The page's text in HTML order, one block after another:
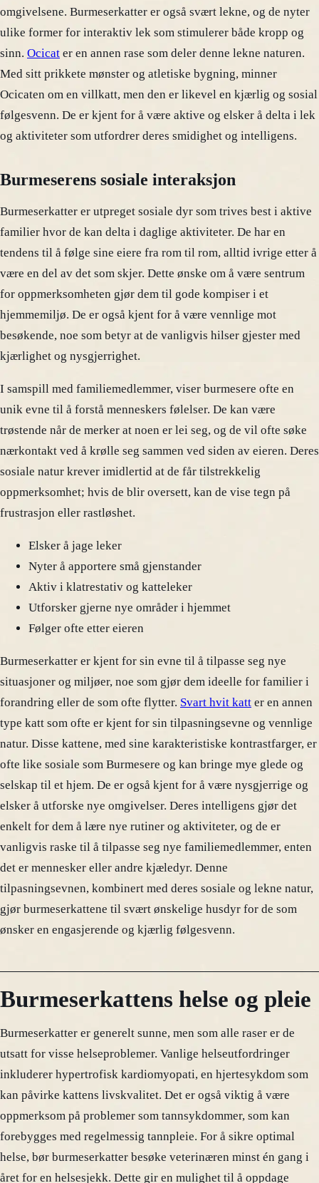
omgivelsene. Burmeserkatter er også svært lekne, og de nyter
ulike former for interaktiv lek som stimulerer både kropp og
sinn. Ocicat er en annen rase som deler denne lekne naturen.
Med sitt prikkete mønster og atletiske bygning, minner
Ocicaten om en villkatt, men den er likevel en kjærlig og sosial
følgesvenn. De er kjent for å være aktive og elsker å delta i lek
og aktiviteter som utfordrer deres smidighet og intelligens.
Burmeserens sosiale interaksjon
Burmeserkatter er utpreget sosiale dyr som trives best i aktive
familier hvor de kan delta i daglige aktiviteter. De har en
tendens til å følge sine eiere fra rom til rom, alltid ivrige etter å
være en del av det som skjer. Dette ønske om å være sentrum
for oppmerksomheten gjør dem til gode kompiser i et
hjemmemiljø. De er også kjent for å være vennlige mot
besøkende, noe som betyr at de vanligvis hilser gjester med
kjærlighet og nysgjerrighet.
I samspill med familiemedlemmer, viser burmesere ofte en
unik evne til å forstå menneskers følelser. De kan være
trøstende når de merker at noen er lei seg, og de vil ofte søke
nærkontakt ved å krølle seg sammen ved siden av eieren. Deres
sosiale natur krever imidlertid at de får tilstrekkelig
oppmerksomhet; hvis de blir oversett, kan de vise tegn på
frustrasjon eller rastløshet.
Elsker å jage leker
Nyter å apportere små gjenstander
Aktiv i klatrestativ og katteleker
Utforsker gjerne nye områder i hjemmet
Følger ofte etter eieren
Burmeserkatter er kjent for sin evne til å tilpasse seg nye
situasjoner og miljøer, noe som gjør dem ideelle for familier i
forandring eller de som ofte flytter. Svart hvit katt er en annen
type katt som ofte er kjent for sin tilpasningsevne og vennlige
natur. Disse kattene, med sine karakteristiske kontrastfarger, er
ofte like sosiale som Burmesere og kan bringe mye glede og
selskap til et hjem. De er også kjent for å være nysgjerrige og
elsker å utforske nye omgivelser. Deres intelligens gjør det
enkelt for dem å lære nye rutiner og aktiviteter, og de er
vanligvis raske til å tilpasse seg nye familiemedlemmer, enten
det er mennesker eller andre kjæledyr. Denne
tilpasningsevnen, kombinert med deres sosiale og lekne natur,
gjør burmeserkattene til svært ønskelige husdyr for de som
ønsker en engasjerende og kjærlig følgesvenn.
Burmeserkattens helse og pleie
Burmeserkatter er generelt sunne, men som alle raser er de
utsatt for visse helseproblemer. Vanlige helseutfordringer
inkluderer hypertrofisk kardiomyopati, en hjertesykdom som
kan påvirke kattens livskvalitet. Det er også viktig å være
oppmerksom på problemer som tannsykdommer, som kan
forebygges med regelmessig tannpleie. For å sikre optimal
helse, bør burmeserkatter besøke veterinæren minst én gang i
året for en helsesjekk. Dette gir en mulighet til å oppdage